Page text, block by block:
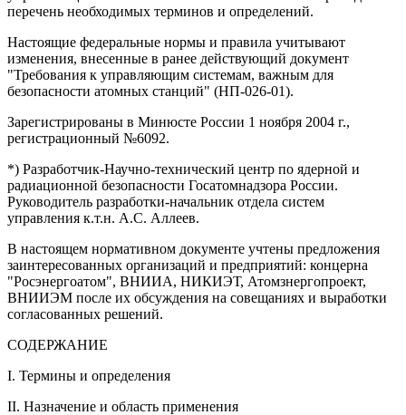
перечень необходимых терминов и определений.
Настоящие федеральные нормы и правила учитывают
изменения, внесенные в ранее действую­щий документ
"Требования к управляющим системам, важным для
безопасности атомных станций" (НП-026-01).
Зарегистрированы в Минюсте России 1 ноября 2004 г.,
регистрационный №6092.
*) Разработчик-Научно-технический центр по ядерной и
радиационной безопасности Госатомнадзора России.
Руководитель разработки-начальник отдела систем
управления к.т.н. А.С. Аллеев.
В настоящем нормативном документе учтены предложения
заинтересованных организаций и предприятий: концерна
"Росэнергоатом", ВНИИА, НИКИЭТ, Атомзнергопроект,
ВНИИЭМ после их обсуждения на совещаниях и выработки
согласованных решений.
СОДЕРЖАНИЕ
I. Термины и определения
II. Назначение и область применения